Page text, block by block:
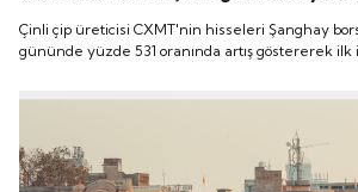
artış göstererek ilk imza attı.
Çinli çip üreticisi CXMT'nin hisseleri Şanghay
gününde yüzde 531 oranında artış göstererek ilk